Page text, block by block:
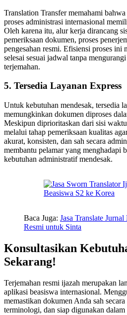
Translation Transfer memahami
proses administrasi internasional
Oleh karena itu, alur kerja dirancang
pemeriksaan dokumen, proses
pengesahan resmi. Efisiensi proses ini
selesai sesuai jadwal tanpa
terjemahan.
5. Tersedia Layanan Express
Untuk kebutuhan mendesak, tersedia
memungkinkan dokumen diproses
Meskipun diprioritaskan dari sisi
melalui tahap pemeriksaan kualitas
akurat, konsisten, dan sah secara
membantu pelamar yang menghadapi
kebutuhan administratif mendesak.
Baca Juga: Jasa Translate
Resmi untuk Sinta
Konsultasikan
Sekarang!
Terjemahan resmi ijazah merupakan
aplikasi beasiswa internasional.
memastikan dokumen Anda sah
terminologi, dan siap digunakan dalam